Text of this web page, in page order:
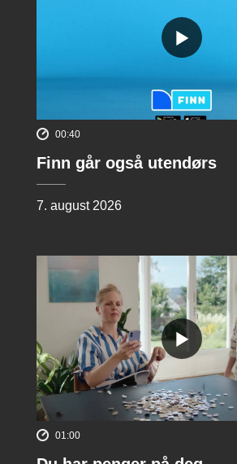
00:40
Finn går også utendørs
7. august 2026
01:00